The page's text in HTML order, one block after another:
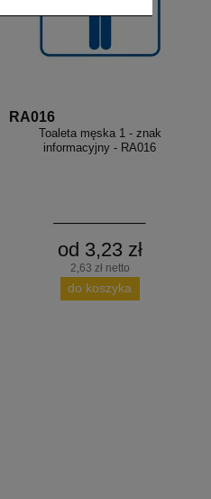
RA016
Toaleta męska 1 - znak
informacyjny - RA016
od 3,23 zł
2,63 zł netto
do koszyka